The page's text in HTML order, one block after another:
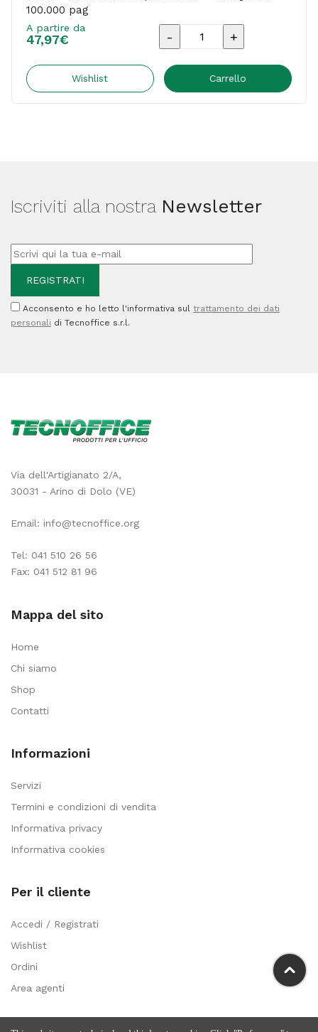
100.000 pag
A partire da
47,97€
Ricoh
Vaschetta
100.000
quantità
Wishlist Carrello
Iscriviti alla nostra Newsletter
Acconsento e ho letto l'informativa sul trattamento dei dati
personali di Tecnoffice s.r.l.
Via dell'Artigianato 2/A,
30031 - Arino di Dolo (VE)
Email: info@tecnoffice.org
Tel: 041 510 26 56
Fax: 041 512 81 96
Mappa del sito
Home
Chi siamo
Shop
Contatti
Informazioni
Servizi
Termini e condizioni di vendita
Informativa privacy
Informativa cookies
Per il cliente
Accedi / Registrati
Wishlist
Ordini
Area agenti